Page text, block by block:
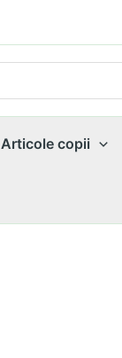
Articole copii